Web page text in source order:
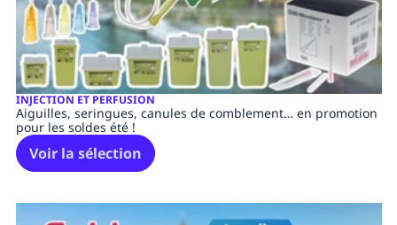
INJECTION ET PERFUSION
Aiguilles, seringues, canules de comblement… en promotion
pour les soldes été !
Voir la sélection